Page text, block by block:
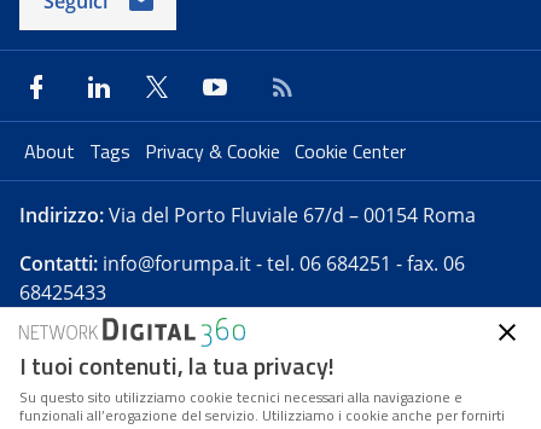
About Tags Privacy & Cookie Cookie Center
Indirizzo:Via del Porto Fluviale 67/d – 00154 Roma
Contatti: info@forumpa.it- tel. 06 684251 - fax. 06
68425433
Forumpa.itè una pubblicazione telematica iscritta
presso Registro della stampa del Tribunale di Roma -
Reg. n. 182 del 2 maggio 2008 - Direttore resp. Michela
I tuoi contenuti, la tua privacy!
Su questo sito utilizziamo cookie tecnici necessari alla navigazione e
funzionali all’erogazione del servizio. Utilizziamo i cookie anche per fornirti